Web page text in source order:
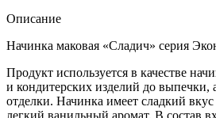
Описание
Начинка маковая «Сладич» серия
Продукт используется в качестве
и кондитерских изделий до выпечки,
отделки. Начинка имеет сладкий
легкий ванильный аромат. В состав